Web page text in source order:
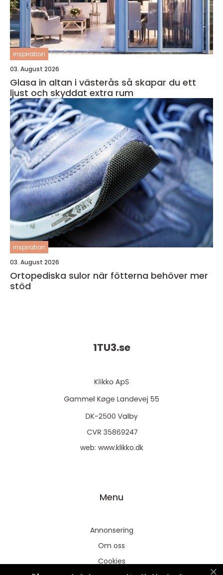
inspiration
03. August 2026
Glasa in altan i västerås så skapar du ett
ljust och skyddat extra rum
inspiration
03. August 2026
Ortopediska sulor när fötterna behöver mer
stöd
1TU3.se
web: www.klikko.dk
Menu
Annonsering
Om oss
Cookies